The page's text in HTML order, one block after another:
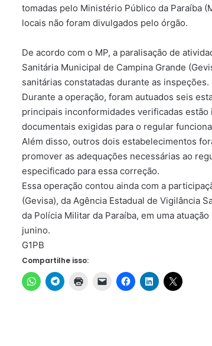
tomadas pelo Ministério Público da Paraíba
locais não foram divulgados pelo órgão.
De acordo com o MP, a paralisação de
Sanitária Municipal de Campina Grande
sanitárias constatadas durante as inspeções.
Durante a operação, foram autuados seis
principais inconformidades verificadas
documentais exigidas para o regular
Além disso, outros dois estabelecimentos
promover as adequações necessárias ao
especificado para essa correção.
Essa operação contou ainda com a
(Gevisa), da Agência Estadual de Vigilância
da Polícia Militar da Paraíba, em uma
junino.
G1PB
Compartilhe isso: